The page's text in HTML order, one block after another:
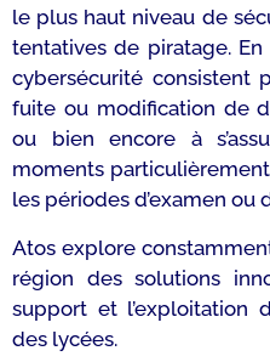
le plus haut niveau de
tentatives de piratage. En
cybersécurité consistent
fuite ou modification de
ou bien encore à
moments
les périodes d’examen ou
Atos explore
région des solutions
support et l’exploitation
des lycées.